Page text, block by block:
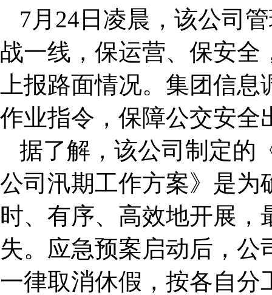
7月24日凌晨，该公司
战一线，保运营、保安全
上报路面情况。集团信
作业指令，保障公交安全
据了解，该公司制定的
公司汛期工作方案》是为
时、有序、高效地开展
失。应急预案启动后，
一律取消休假，按各自分